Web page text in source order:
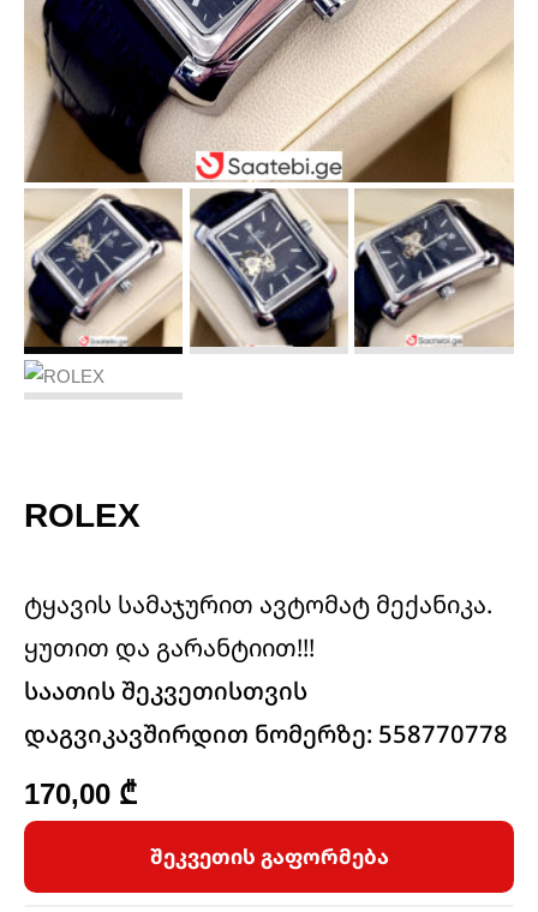
ROLEX
ტყავის სამაჯურით ავტომატ მექანიკა.
ყუთით და გარანტიით!!!
საათის შეკვეთისთვის
დაგვიკავშირდით ნომერზე: 558770778
170,00 ₾
შეკვეთის გაფორმება